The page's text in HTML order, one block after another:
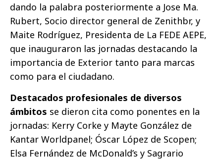
dando la palabra posteriormente a Jose Ma.
Rubert, Socio director general de Zenithbr, y
Maite Rodríguez, Presidenta de La FEDE AEPE,
que inauguraron las jornadas destacando la
importancia de Exterior tanto para marcas
como para el ciudadano.
Destacados profesionales de diversos
ámbitos se dieron cita como ponentes en la
jornadas: Kerry Corke y Mayte González de
Kantar Worldpanel; Óscar López de Scopen;
Elsa Fernández de McDonald’s y Sagrario